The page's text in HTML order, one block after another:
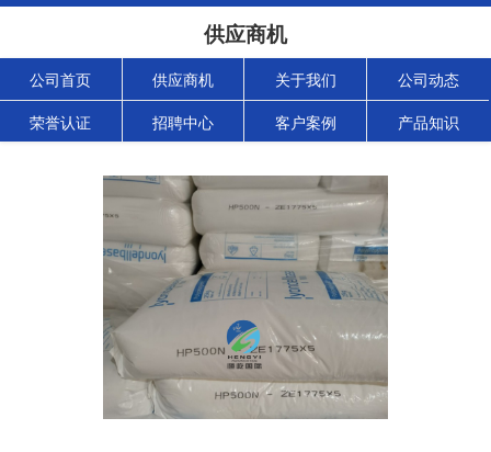
供应商机
公司首页 供应商机 关于我们 公司动态
荣誉认证 招聘中心 客户案例 产品知识